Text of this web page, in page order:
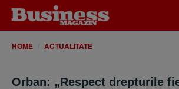
HOME ACTUALITATE
Orban: „Respect drepturile